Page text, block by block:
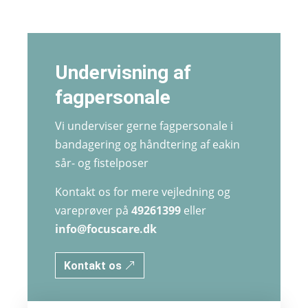
Undervisning af
fagpersonale
Vi underviser gerne fagpersonale i
bandagering og håndtering af eakin
sår- og fistelposer
Kontakt os for mere vejledning og
vareprøver på49261399 eller
info@focuscare.dk
Kontakt os